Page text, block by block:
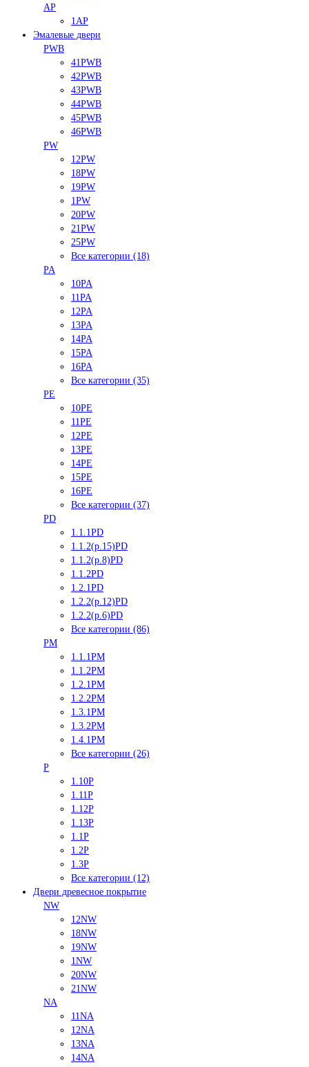
AP
1AP
Эмалевые двери
PWB
41PWB
42PWB
43PWB
44PWB
45PWB
46PWB
PW
12PW
18PW
19PW
1PW
20PW
21PW
25PW
Все категории (18)
PA
10PA
11PA
12PA
13PA
14PA
15PA
16PA
Все категории (35)
PE
10PE
11PE
12PE
13PE
14PE
15PE
16PE
Все категории (37)
PD
1.1.1PD
1.1.2(р.15)PD
1.1.2(р.8)PD
1.1.2PD
1.2.1PD
1.2.2(р.12)PD
1.2.2(р.6)PD
Все категории (86)
PM
1.1.1PM
1.1.2PM
1.2.1PM
1.2.2PM
1.3.1PM
1.3.2PM
1.4.1PM
Все категории (26)
P
1.10P
1.11P
1.12P
1.13P
1.1P
1.2P
1.3P
Все категории (12)
Двери древесное покрытие
NW
12NW
18NW
19NW
1NW
20NW
21NW
NA
11NA
12NA
13NA
14NA